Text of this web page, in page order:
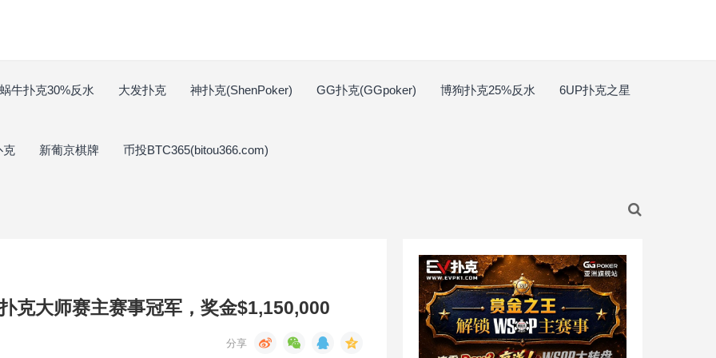
蜗牛扑克30%反水 大发扑克 神扑克(ShenPoker) GG扑克(GGpoker) 博狗扑克25%反水 6UP扑克之星
克 新葡京棋牌 币投BTC365(bitou366.com)
克大师赛主赛事冠军，奖金$1,150,000